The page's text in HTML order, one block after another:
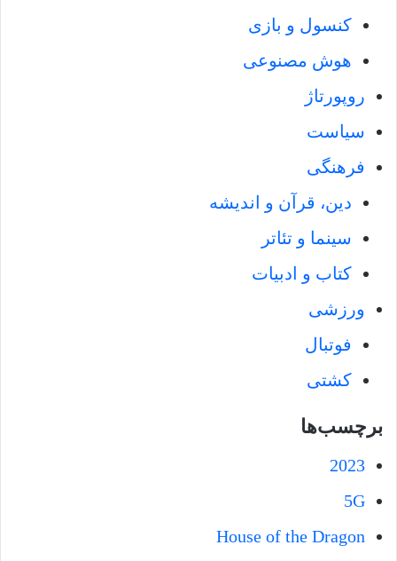
کنسول و بازی
هوش مصنوعی
روپورتاژ
سیاست
فرهنگی
دین، قرآن و اندیشه
سینما و تئاتر
کتاب و ادبیات
ورزشی
فوتبال
کشتی
برچسب‌ها
2023
5G
House of the Dragon